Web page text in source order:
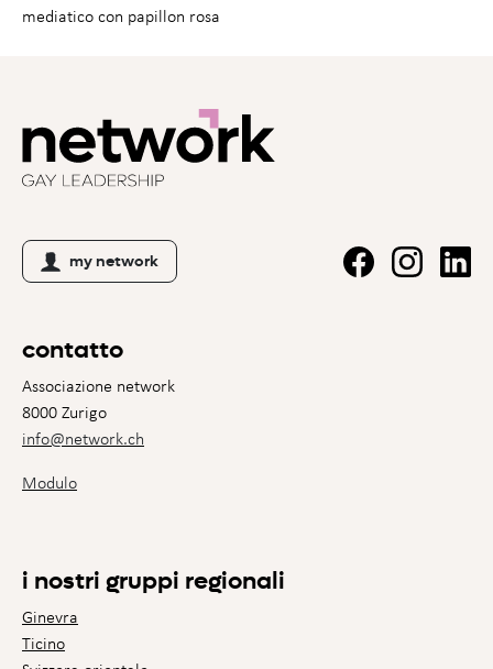
mediatico con papillon rosa
my network
contatto
Associazione network
8000 Zurigo
info@network.ch
Modulo
i nostri gruppi regionali
Ginevra
Ticino